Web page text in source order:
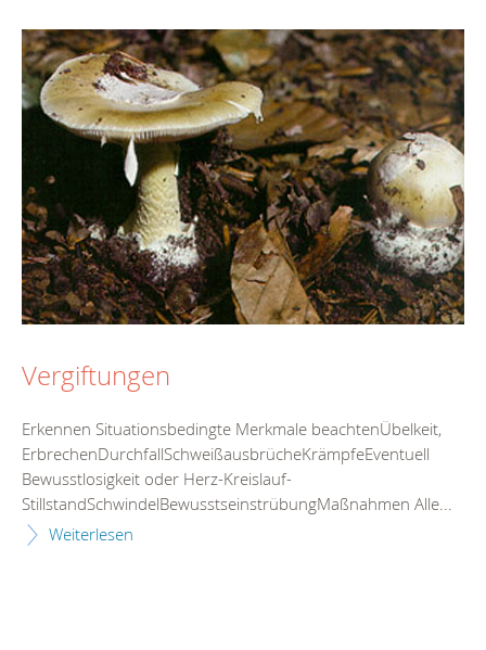
Vergiftungen
Erkennen Situationsbedingte Merkmale beachtenÜbelkeit,
ErbrechenDurchfallSchweißausbrücheKrämpfeEventuell
Bewusstlosigkeit oder Herz-Kreislauf-
StillstandSchwindelBewusstseinstrübungMaßnahmen Alle...
Weiterlesen